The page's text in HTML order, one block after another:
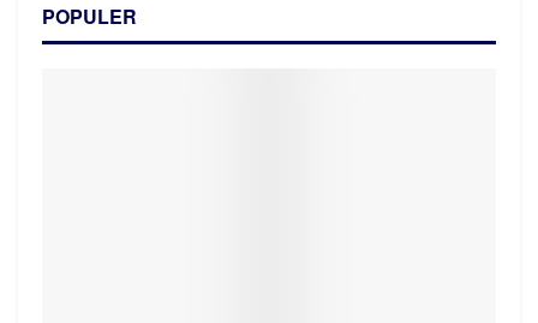
POPULER